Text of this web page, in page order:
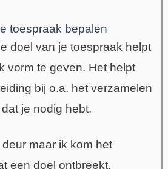
toespraak bepalen
doel van je toespraak helpt
vorm te geven. Het helpt
bij o.a. het verzamelen
je nodig hebt.
maar ik kom het
een doel ontbreekt.